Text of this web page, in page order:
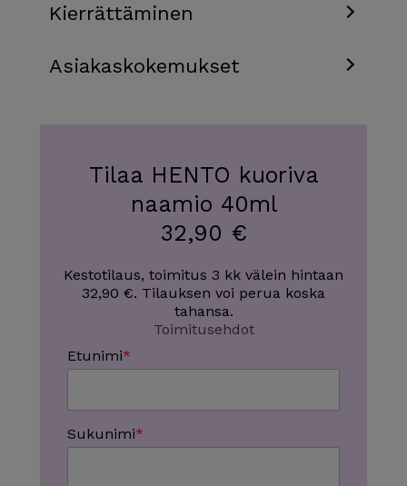
Kierrättäminen
Asiakaskokemukset
Tilaa HENTO kuoriva
naamio 40ml
32,90 €
Kestotilaus, toimitus 3 kk välein hintaan
32,90 €. Tilauksen voi perua koska
tahansa.
Toimitusehdot
Etunimi
Sukunimi